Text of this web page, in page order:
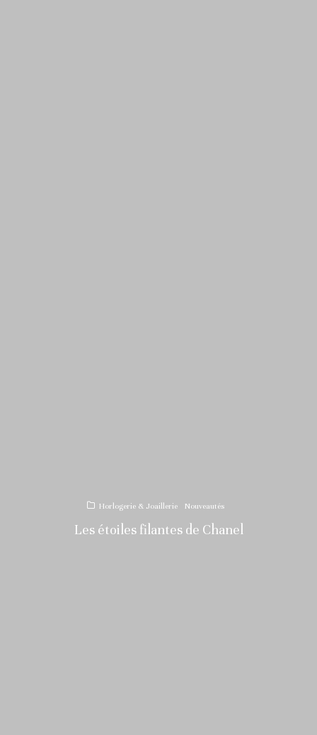
Horlogerie & Joaillerie Nouveautés
Les étoiles filantes de Chanel